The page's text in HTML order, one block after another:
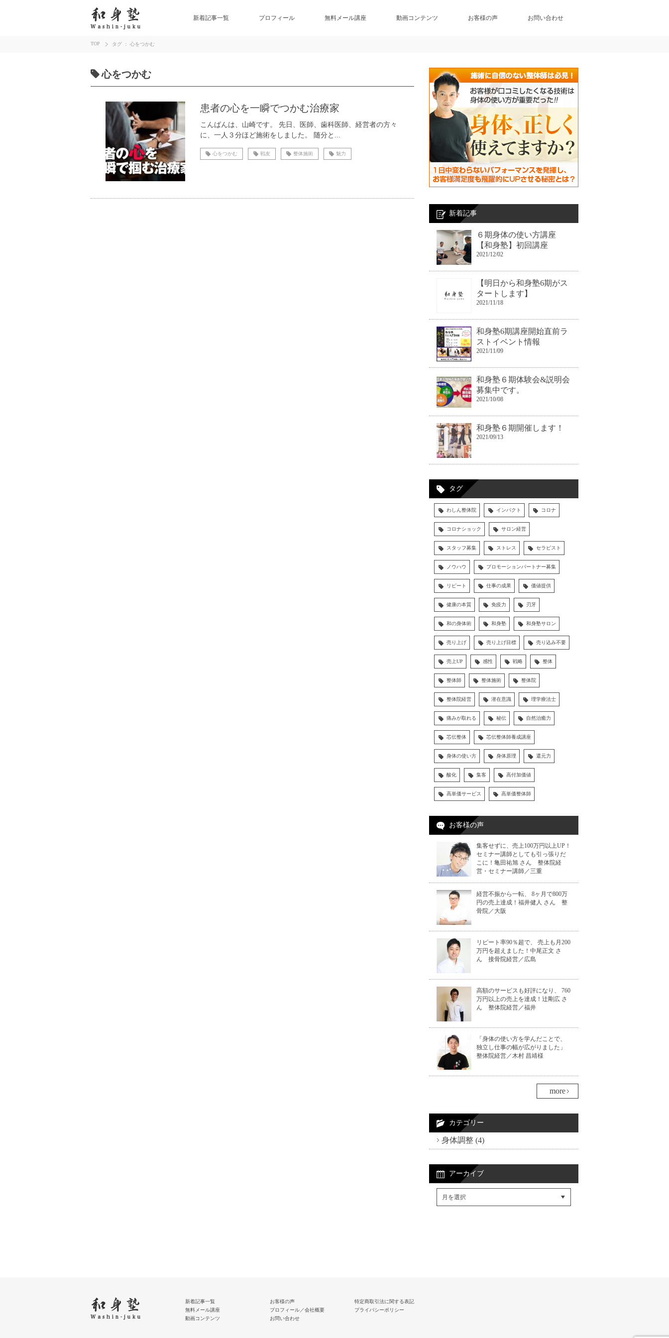
新着記事一覧 プロフィール 無料メール講座 動画コンテンツ お客様の声 お問い合わせ
TOP タグ ： 心をつかむ
心をつかむ
患者の心を一瞬でつかむ治療家
こんばんは、山崎です。 先日、医師、歯科医師、経営者の方々
に、一人３分ほど施術をしました。 随分と...
心をつかむ 戦友 整体施術 魅力
新着記事
６期身体の使い方講座
【和身塾】初回講座
2021/12/02
【明日から和身塾6期がス
タートします】
2021/11/18
和身塾6期講座開始直前ラ
ストイベント情報
2021/11/09
和身塾６期体験会&説明会
募集中です。
2021/10/08
和身塾６期開催します！
2021/09/13
タグ
わしん整体院 インパクト コロナ
コロナショック サロン経営
スタッフ募集 ストレス セラピスト
ノウハウ プロモーションパートナー募集
リピート 仕事の成果 価値提供
健康の本質 免疫力 刃牙
和の身体術 和身塾 和身塾サロン
売り上げ 売り上げ目標 売り込み不要
売上UP 感性 戦略 整体
整体師 整体施術 整体院
整体院経営 潜在意識 理学療法士
痛みが取れる 秘伝 自然治癒力
芯伝整体 芯伝整体師養成講座
身体の使い方 身体原理 還元力
酸化 集客 高付加価値
高単価サービス 高単価整体師
お客様の声
集客せずに、売上100万円以上UP！
セミナー講師としても引っ張りだ
こに！亀田祐旭 さん 整体院経
営・セミナー講師／三重
経営不振から一転、 8ヶ月で800万
円の売上達成！福井健人 さん 整
骨院／大阪
リピート率90％超で、 売上も月200
万円を超えました！中尾正文 さ
ん 接骨院経営／広島
高額のサービスも好評になり、 760
万円以上の売上を達成！辻剛広 さ
ん 整体院経営／福井
「身体の使い方を学んだことで、
独立し仕事の幅が広がりました」
整体院経営／木村 昌靖様
more
カテゴリー
身体調整 (4)
アーカイブ
新着記事一覧
無料メール講座
動画コンテンツ
お客様の声
プロフィール／会社概要
お問い合わせ
特定商取引法に関する表記
プライバシーポリシー